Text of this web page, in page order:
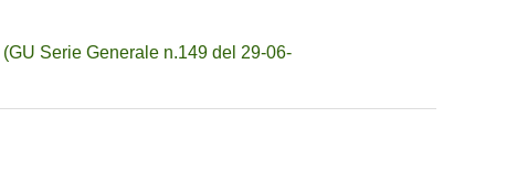
(GU Serie Generale n.149 del 29-06-